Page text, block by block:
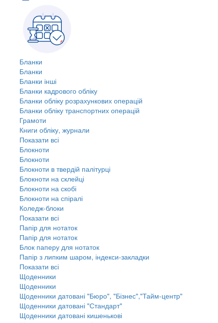
Бланки
Бланки
Бланки інші
Бланки кадрового обліку
Бланки обліку розрахункових операцій
Бланки обліку транспортних операцій
Грамоти
Книги обліку, журнали
Показати всі
Блокноти
Блокноти
Блокноти в твердій палітурці
Блокноти на склейці
Блокноти на скобі
Блокноти на спіралі
Коледж-блоки
Показати всі
Папір для нотаток
Папір для нотаток
Блок паперу для нотаток
Папір з липким шаром, індекси-закладки
Показати всі
Щоденники
Щоденники
Щоденники датовані "Бюро", "Бізнес","Тайм-центр"
Щоденники датовані "Стандарт"
Щоденники датовані кишенькові